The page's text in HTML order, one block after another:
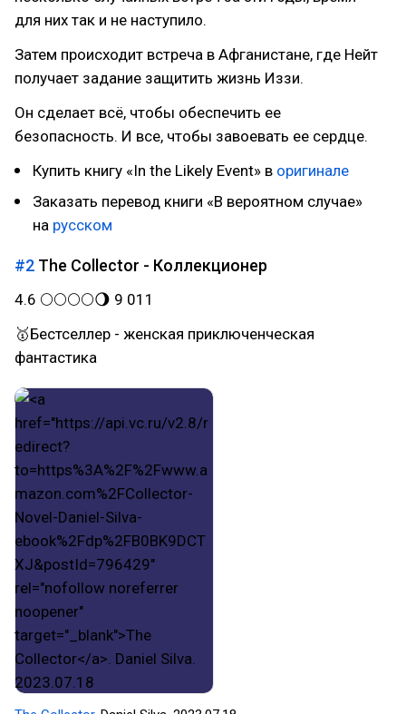
для них так и не наступило.
Затем происходит встреча в Афганистане, где Нейт
получает задание защитить жизнь Иззи.
Он сделает всё, чтобы обеспечить ее
безопасность. И все, чтобы завоевать ее сердце.
Купить книгу «In the Likely Event» в оригинале
Заказать перевод книги «В вероятном случае»
на русском
#2 The Collector - Коллекционер
4.6 🌕🌕🌕🌕🌖 9 011
🥇Бестселлер - женская приключенческая
фантастика